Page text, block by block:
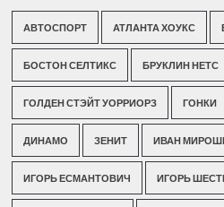
АВТОСПОРТ АТЛАНТА ХОУКС
БОСТОН СЕЛТИКС БРУКЛИН НЕТС
ГОЛДЕН СТЭЙТ УОРРИОРЗ ГОНКИ
ДИНАМО ЗЕНИТ ИВАН
ИГОРЬ ЕСМАНТОВИЧ ИГОРЬ